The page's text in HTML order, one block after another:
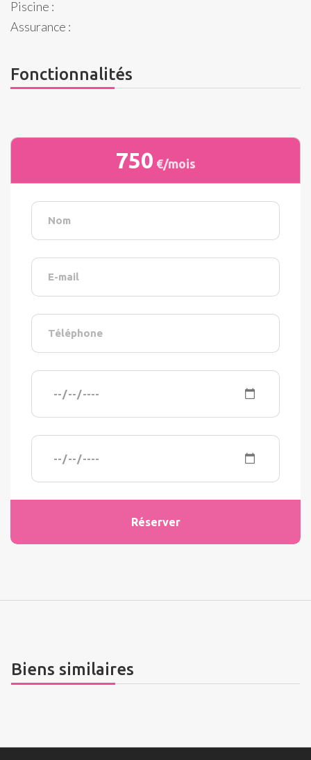
Piscine :
Assurance :
Fonctionnalités
750 €/mois
Biens similaires